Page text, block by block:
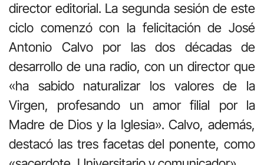
director editorial. La segunda sesión de este
ciclo comenzó con la felicitación de José
Antonio Calvo por las dos décadas de
desarrollo de una radio, con un director que
«ha sabido naturalizar los valores de la
Virgen, profesando un amor filial por la
Madre de Dios y la Iglesia». Calvo, además,
destacó las tres facetas del ponente, como